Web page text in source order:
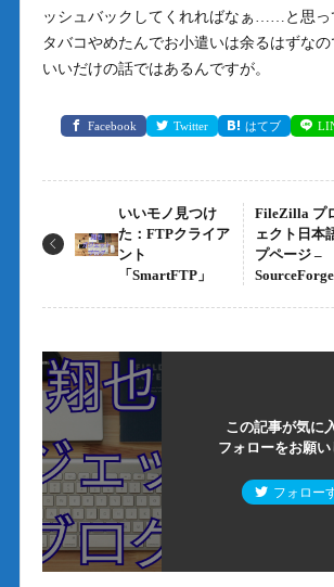
ッシュバックしてくれればなぁ……と思っ
タバコやめたんでお小遣いは余るはずな
いいだけの話ではあるんですが。
Facebook Twitter はてブ
いいモノ見つけ
た：FTPクライア
ント
「SmartFTP」
FileZilla プ
ェクト日本
プページ –
この記事が気に
フォローをお願い
フォロー